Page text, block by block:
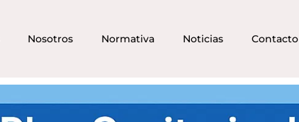
Nosotros Normativa Noticias Contacto